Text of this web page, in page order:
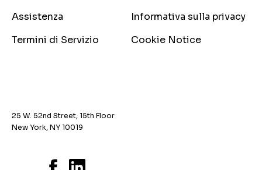
Assistenza
Informativa sulla privacy
Termini di Servizio
Cookie Notice
25 W. 52nd Street, 15th Floor
New York, NY 10019